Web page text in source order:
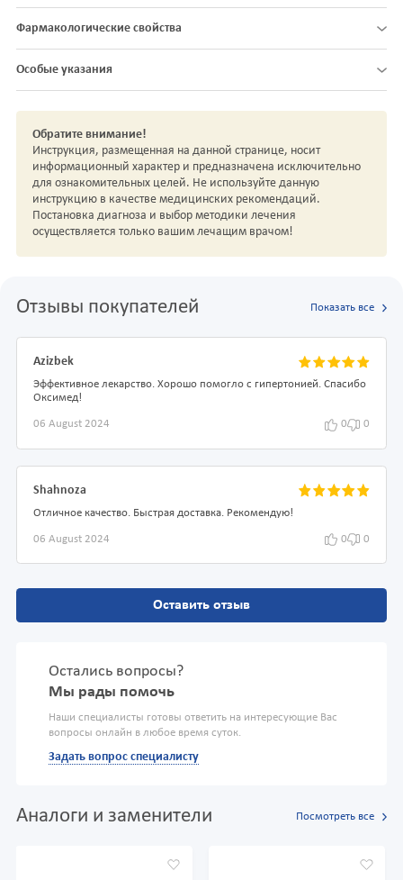
Фармакологические свойства
Особые указания
Обратите внимание!
Инструкция, размещенная на данной странице, носит
информационный характер и предназначена исключительно
для ознакомительных целей. Не используйте данную
инструкцию в качестве медицинских рекомендаций.
Постановка диагноза и выбор методики лечения
осуществляется только вашим лечащим врачом!
Отзывы покупателей Показать все
Azizbek
Эффективное лекарство. Хорошо помогло с гипертонией. Спасибо
Оксимед!
06 August 2024 0 0
Shahnoza
Отличное качество. Быстрая доставка. Рекомендую!
06 August 2024 0 0
Оставить отзыв
Остались вопросы?
Мы рады помочь
Наши специалисты готовы ответить на интересующие Вас
вопросы онлайн в любое время суток.
Задать вопрос специалисту
Аналоги и заменители Посмотреть все